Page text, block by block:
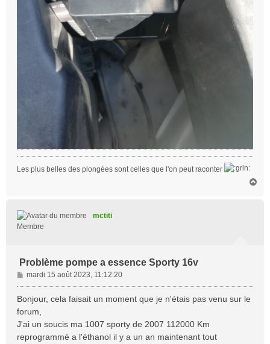
Les plus belles des plongées sont celles que l'on peut raconter
mctiti
Membre
Problème pompe a essence Sporty 16v
M
e
s
g
e
mardi 15 août 2023, 11:12:20
Bonjour, cela faisait un moment que je n'étais pas venu sur le
forum,
J'ai un soucis ma 1007 sporty de 2007 112000 Km
reprogrammé a l'éthanol il y a un an maintenant tout